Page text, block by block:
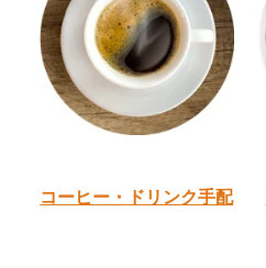
コーヒー・ドリンク手配